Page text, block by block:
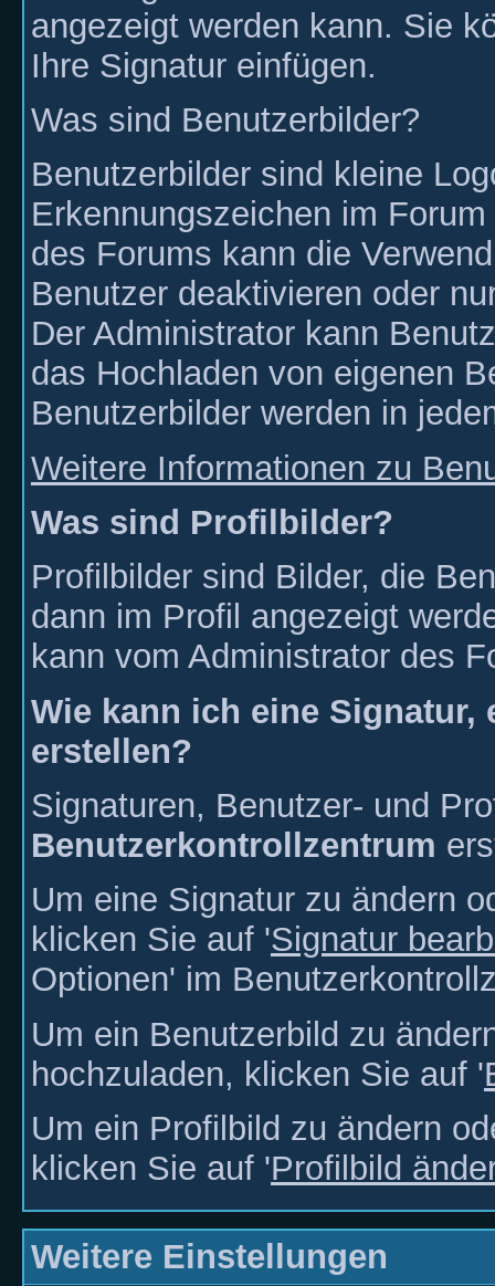
angezeigt werden kann. Sie
Ihre Signatur einfügen.
Was sind Benutzerbilder?
Benutzerbilder sind kleine
Erkennungszeichen im
des Forums kann die
Benutzer deaktivieren oder
Der Administrator kann
das Hochladen von eigenen
Benutzerbilder werden in
Weitere Informationen zu
Was sind Profilbilder?
Profilbilder sind Bilder, die
dann im Profil angezeigt
kann vom Administrator des
Wie kann ich eine
erstellen?
Signaturen, Benutzer- und
Benutzerkontrollzentrum
Um eine Signatur zu ändern
klicken Sie auf 'Signatur
Optionen' im
Um ein Benutzerbild zu
hochzuladen, klicken Sie auf '
Um ein Profilbild zu ändern
klicken Sie auf 'Profilbild
Weitere Einstellungen